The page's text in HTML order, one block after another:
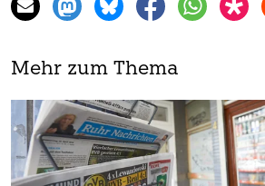
Mehr zum Thema